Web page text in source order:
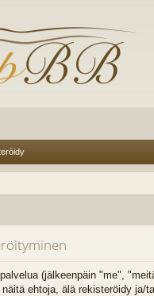
(jälkeenpäin "me",
ehtoja, älä rekisteröidy ja/